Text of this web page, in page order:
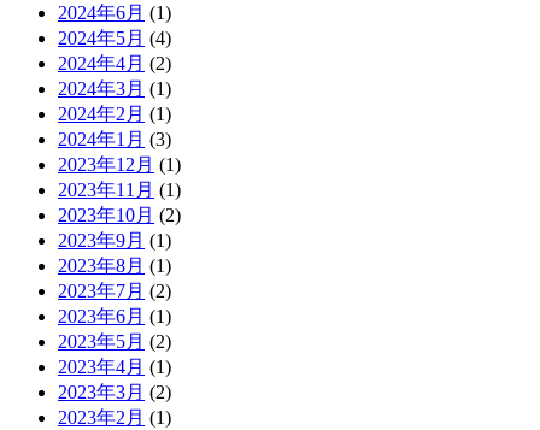
2024年6月 (1)
2024年5月 (4)
2024年4月 (2)
2024年3月 (1)
2024年2月 (1)
2024年1月 (3)
2023年12月 (1)
2023年11月 (1)
2023年10月 (2)
2023年9月 (1)
2023年8月 (1)
2023年7月 (2)
2023年6月 (1)
2023年5月 (2)
2023年4月 (1)
2023年3月 (2)
2023年2月 (1)